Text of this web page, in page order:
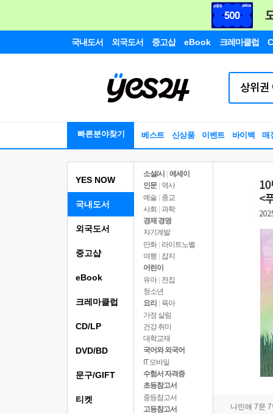
국내도서 외국도서 중고샵 eBook 크레마클럽
빠른분야찾기 베스트 신상품 이벤트 바이백 매
YES NOW
국내도서
소설/시
에세이
인문
역사
예술 | 종교
사회 | 과학
경제 경영
자기계발
만화 | 라이트노벨
여행
잡지
어린이
유아 | 전집
청소년
요리
육아
가정 살림
건강 취미
대학교재
국어와 외국어
IT 모바일
수험서 자격증
초등참고서
중등참고서
고등참고서
나민애 7문
외국도서
중고샵
eBook
크레마클럽
CD/LP
DVD/BD
문구/GIFT
티켓